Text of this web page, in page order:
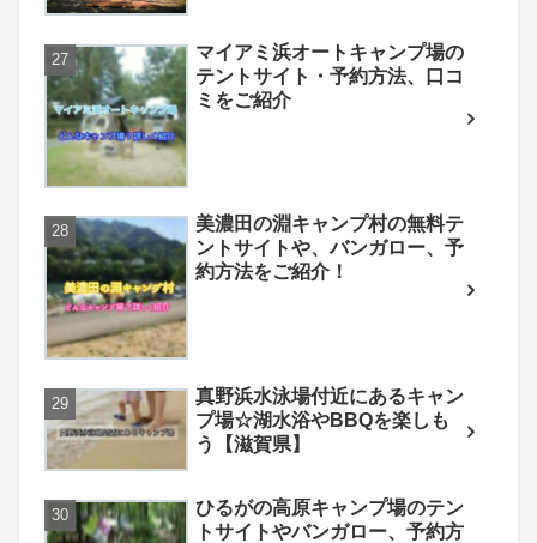
マイアミ浜オートキャンプ場の
テントサイト・予約方法、口コ
ミをご紹介
美濃田の淵キャンプ村の無料テ
ントサイトや、バンガロー、予
約方法をご紹介！
真野浜水泳場付近にあるキャン
プ場☆湖水浴やBBQを楽しも
う【滋賀県】
ひるがの高原キャンプ場のテン
トサイトやバンガロー、予約方